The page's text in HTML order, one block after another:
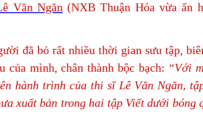
Văn Ngăn (NXB Thuận Hóa vừa ấn
đã bỏ rất nhiều thời gian sưu tập,
của mình, chân thành bộc bạch: “Với
hành trình của thi sĩ Lê Văn Ngăn,
xuất bản trong hai tập Viết dưới bóng